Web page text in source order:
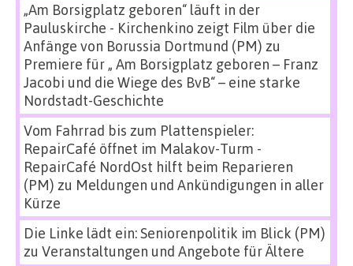
„Am Borsigplatz geboren“ läuft in der
Pauluskirche - Kirchenkino zeigt Film über die
Anfänge von Borussia Dortmund (PM) zu
Premiere für „ Am Borsigplatz geboren – Franz
Jacobi und die Wiege des BvB“ – eine starke
Nordstadt-Geschichte
Vom Fahrrad bis zum Plattenspieler:
RepairCafé öffnet im Malakov-Turm -
RepairCafé NordOst hilft beim Reparieren
(PM) zu Meldungen und Ankündigungen in aller
Kürze
Die Linke lädt ein: Seniorenpolitik im Blick (PM)
zu Veranstaltungen und Angebote für Ältere